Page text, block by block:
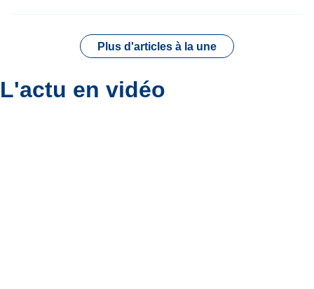
Plus d'articles à la une
L'actu en vidéo